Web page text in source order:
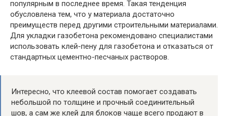
популярным в последнее время. Такая тенденция
обусловлена тем, что у материала достаточно
преимуществ перед другими строительными материалами.
Для укладки газобетона рекомендовано специалистами
использовать клей-пену для газобетона и отказаться от
стандартных цементно-песчаных растворов.
Интересно, что клеевой состав помогает создавать
небольшой по толщине и прочный соединительный
шов, а сам же клей для блоков чаще всего продают в